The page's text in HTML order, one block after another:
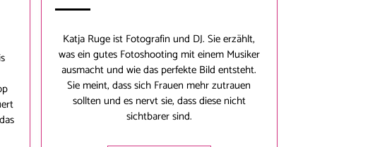
Katja Rugeist Fotografin und DJ. Sie erzählt,
was ein gutes Fotoshooting mit einem Musiker
ausmacht und wie das perfekte Bild entsteht.
Sie meint, dass sich Frauen mehr zutrauen
sollten und es nervt sie, dass diese nicht
sichtbarer sind.